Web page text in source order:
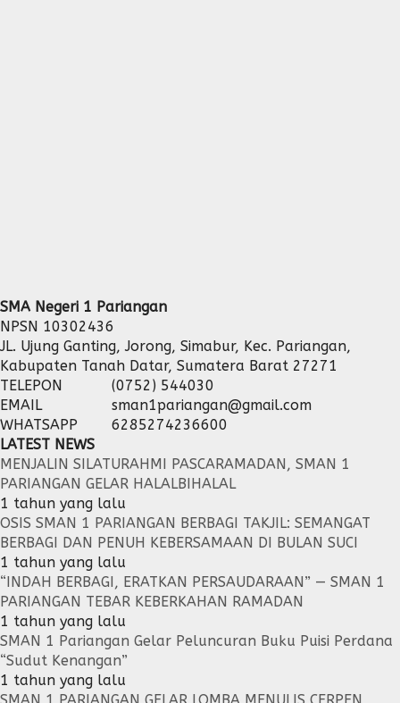
SMA Negeri 1 Pariangan
NPSN 10302436
JL. Ujung Ganting, Jorong, Simabur, Kec. Pariangan,
Kabupaten Tanah Datar, Sumatera Barat 27271
TELEPON
(0752) 544030
EMAIL
sman1pariangan@gmail.com
WHATSAPP
6285274236600
LATEST NEWS
MENJALIN SILATURAHMI PASCARAMADAN, SMAN 1
PARIANGAN GELAR HALALBIHALAL
1 tahun yang lalu
OSIS SMAN 1 PARIANGAN BERBAGI TAKJIL: SEMANGAT
BERBAGI DAN PENUH KEBERSAMAAN DI BULAN SUCI
1 tahun yang lalu
“INDAH BERBAGI, ERATKAN PERSAUDARAAN” — SMAN 1
PARIANGAN TEBAR KEBERKAHAN RAMADAN
1 tahun yang lalu
SMAN 1 Pariangan Gelar Peluncuran Buku Puisi Perdana
“Sudut Kenangan”
1 tahun yang lalu